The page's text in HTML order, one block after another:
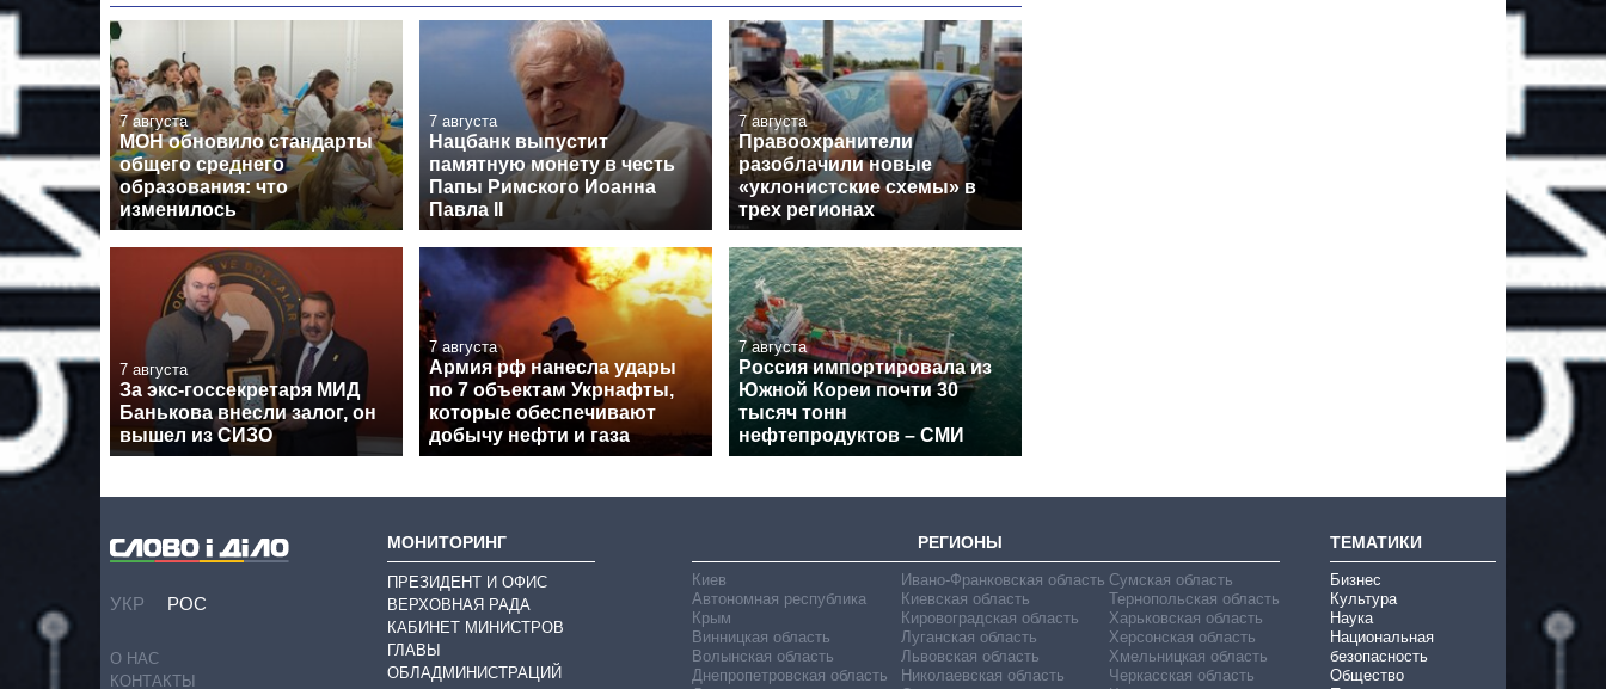
7 августа
МОН обновило стандарты
общего среднего
образования: что
изменилось
7 августа
Нацбанк выпустит
памятную монету в честь
Папы Римского Иоанна
Павла II
7 августа
Правоохранители
разоблачили новые
«уклонистские схемы» в
трех регионах
7 августа
За экс-госсекретаря МИД
Банькова внесли залог, он
вышел из СИЗО
7 августа
Армия рф нанесла удары
по 7 объектам Укрнафты,
которые обеспечивают
добычу нефти и газа
7 августа
Россия импортировала из
Южной Кореи почти 30
тысяч тонн
нефтепродуктов – СМИ
УКР РОС
О НАС
КОНТАКТЫ
МОНИТОРИНГ
ПРЕЗИДЕНТ И ОФИС
ВЕРХОВНАЯ РАДА
КАБИНЕТ МИНИСТРОВ
ГЛАВЫ
ОБЛАДМИНИСТРАЦИЙ
РЕГИОНЫ
Киев
Автономная республика
Крым
Винницкая область
Волынская область
Днепропетровская область
Ивано-Франковская область
Киевская область
Кировоградская область
Луганская область
Львовская область
Николаевская область
Сумская область
Тернопольская область
Харьковская область
Херсонская область
Хмельницкая область
Черкасская область
ТЕМАТИКИ
Бизнес
Культура
Наука
Национальная
безопасность
Общество